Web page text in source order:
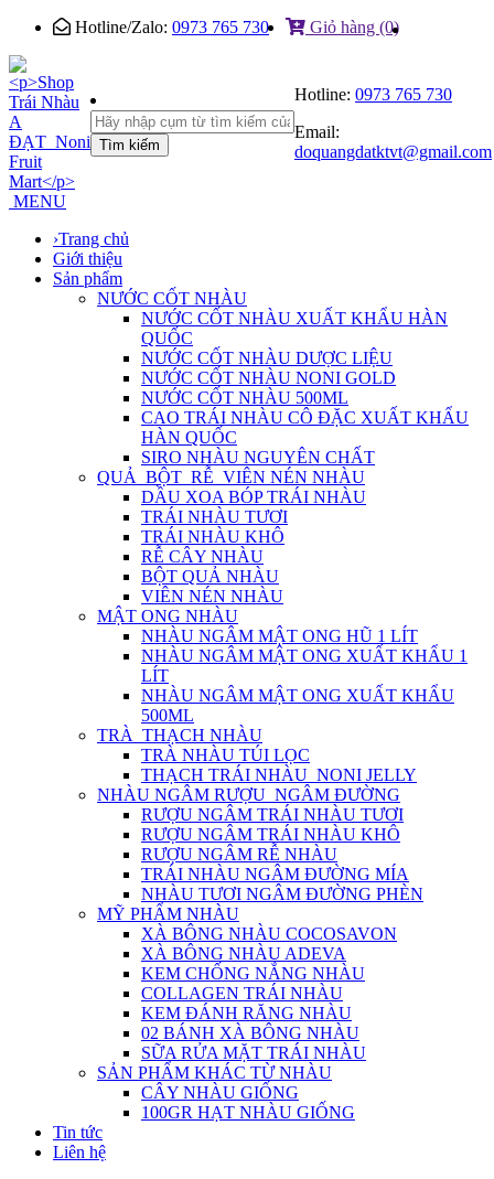
Hotline/Zalo: 0973 765 730 Giỏ hàng (0)
Tìm kiếm
Hotline: 0973 765 730
Email:
doquangdatktvt@gmail.com
MENU
›Trang chủ
Giới thiệu
Sản phẩm
NƯỚC CỐT NHÀU
NƯỚC CỐT NHÀU XUẤT KHẨU HÀN
QUỐC
NƯỚC CỐT NHÀU DƯỢC LIỆU
NƯỚC CỐT NHÀU NONI GOLD
NƯỚC CỐT NHÀU 500ML
CAO TRÁI NHÀU CÔ ĐẶC XUẤT KHẨU
HÀN QUỐC
SIRO NHÀU NGUYÊN CHẤT
QUẢ_BỘT_RỄ_VIÊN NÉN NHÀU
DẦU XOA BÓP TRÁI NHÀU
TRÁI NHÀU TƯƠI
TRÁI NHÀU KHÔ
RỄ CÂY NHÀU
BỘT QUẢ NHÀU
VIÊN NÉN NHÀU
MẬT ONG NHÀU
NHÀU NGÂM MẬT ONG HŨ 1 LÍT
NHÀU NGÂM MẬT ONG XUẤT KHẨU 1
LÍT
NHÀU NGÂM MẬT ONG XUẤT KHẨU
500ML
TRÀ_THẠCH NHÀU
TRÀ NHÀU TÚI LỌC
THẠCH TRÁI NHÀU_NONI JELLY
NHÀU NGÂM RƯỢU_NGÂM ĐƯỜNG
RƯỢU NGÂM TRÁI NHÀU TƯƠI
RƯỢU NGÂM TRÁI NHÀU KHÔ
RƯỢU NGÂM RỄ NHÀU
TRÁI NHÀU NGÂM ĐƯỜNG MÍA
NHÀU TƯƠI NGÂM ĐƯỜNG PHÈN
MỸ PHẨM NHÀU
XÀ BÔNG NHÀU COCOSAVON
XÀ BÔNG NHÀU ADEVA
KEM CHỐNG NẮNG NHÀU
COLLAGEN TRÁI NHÀU
KEM ĐÁNH RĂNG NHÀU
02 BÁNH XÀ BÔNG NHÀU
SỮA RỬA MẶT TRÁI NHÀU
SẢN PHẨM KHÁC TỪ NHÀU
CÂY NHÀU GIỐNG
100GR HẠT NHÀU GIỐNG
Tin tức
Liên hệ